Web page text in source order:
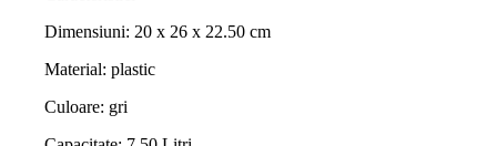
Dimensiuni: 20 x 26 x 22.50 cm
Material: plastic
Culoare: gri